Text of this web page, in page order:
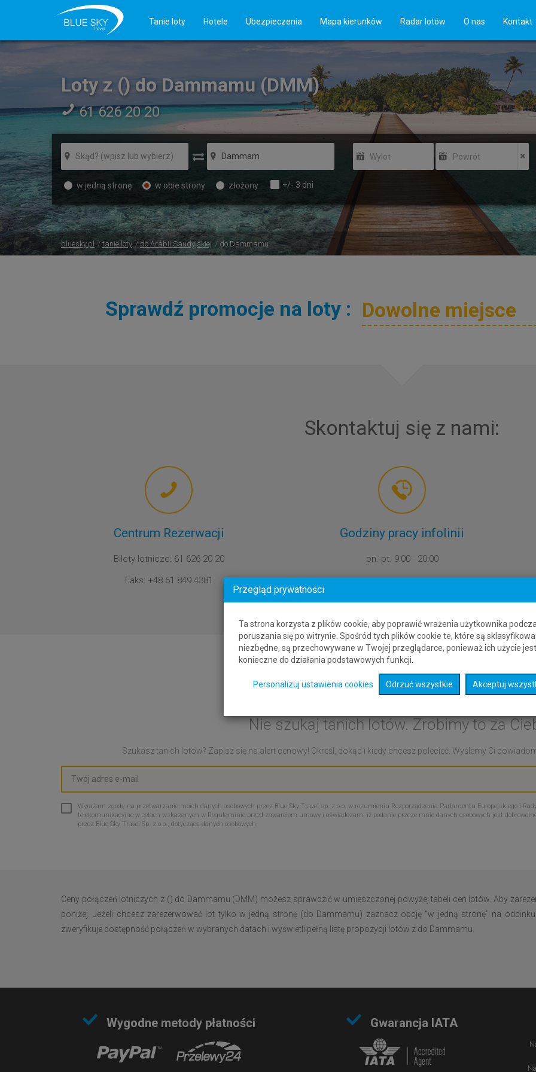
Tanie loty Hotele Ubezpieczenia Mapa kierunków Radar lotów O nas Kontakt
Loty z () do Dammamu (DMM)
61 626 20 20
Wylot Powrót
w jedną stronę w obie strony złożony +/- 3 dni
bluesky.pl tanie loty do Arabii Saudyjskiej do Dammamu
Sprawdź promocje na loty :
Skontaktuj się z nami:
Centrum Rezerwacji
Bilety lotnicze: 61 626 20 20
Faks: +48 61 849 4381
Godziny pracy infolinii
pn.-pt. 9:00 - 20:00
Alert cenowy:
Nie szukaj tanich lotów. Zrobimy to za
Szukasz tanich lotów? Zapisz się na alert cenowy! Określ, dokąd i kiedy chcesz polecieć. Wyślemy Ci
Wyrażam zgodę na przetwarzanie moich danych osobowych przez Blue Sky Travel sp. z o.o. w rozumieniu Rozporządzenia Parlamentu Europejskiego i
telekomunikacyjne w celach wskazanych w Regulaminie przed zawarciem umowy i oświadczam, iż podanie przeze mnie danych osobowych jest
przez Blue Sky Travel Sp. z o.o., dotyczącą danych osobowych.
Ceny połączeń lotniczych z () do Dammamu (DMM) możesz sprawdzić w umieszczonej powyżej tabeli cen lotów. Aby
poniżej. Jeżeli chcesz zarezerwować lot tylko w jedną stronę (do Dammamu) zaznacz opcję "w jedną stronę" na
zweryfikuje dostępność połączeń w wybranych datach i wyświetli pełną listę propozycji lotów z do Dammamu.
Wygodne metody płatności Gwarancja IATA
Przegląd prywatności
Ta strona korzysta z plików cookie, aby poprawić wrażenia użytkownika
poruszania się po witrynie. Spośród tych plików cookie te, które są
niezbędne, są przechowywane w Twojej przeglądarce, ponieważ ich użycie jest
konieczne do działania podstawowych funkcji.
Personalizuj ustawienia cookies Odrzuć wszystkie Akceptuj